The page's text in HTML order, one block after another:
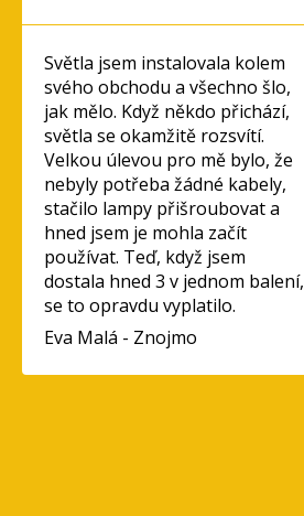
Světla jsem instalovala kolem
svého obchodu a všechno šlo,
jak mělo. Když někdo přichází,
světla se okamžitě rozsvítí.
Velkou úlevou pro mě bylo, že
nebyly potřeba žádné kabely,
stačilo lampy přišroubovat a
hned jsem je mohla začít
používat. Teď, když jsem
dostala hned 3 v jednom balení,
se to opravdu vyplatilo.
Eva Malá - Znojmo